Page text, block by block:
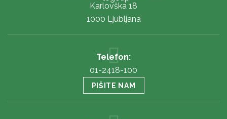
Karlovška 18
1000 Ljubljana
Telefon:
01-2418-100
PIŠITE NAM